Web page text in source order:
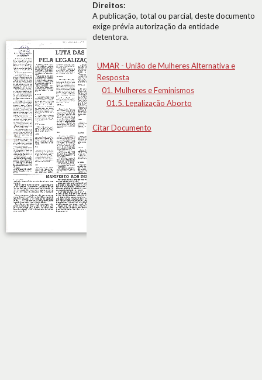
Direitos:
A publicação, total ou parcial, deste documento
exige prévia autorização da entidade
detentora.
UMAR - União de Mulheres Alternativa e
Resposta
01. Mulheres e Feminismos
01.5. Legalização Aborto
Citar Documento